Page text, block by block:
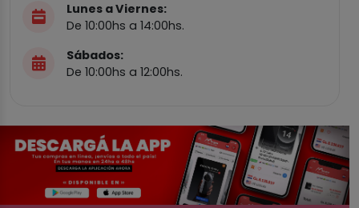
Lunes a Viernes:
De 10:00hs a 14:00hs.
Sábados:
De 10:00hs a 12:00hs.